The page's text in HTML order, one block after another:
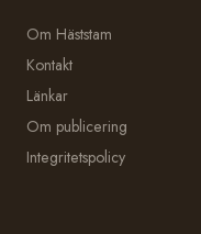
Om Häststam
Kontakt
Länkar
Om publicering
Integritetspolicy